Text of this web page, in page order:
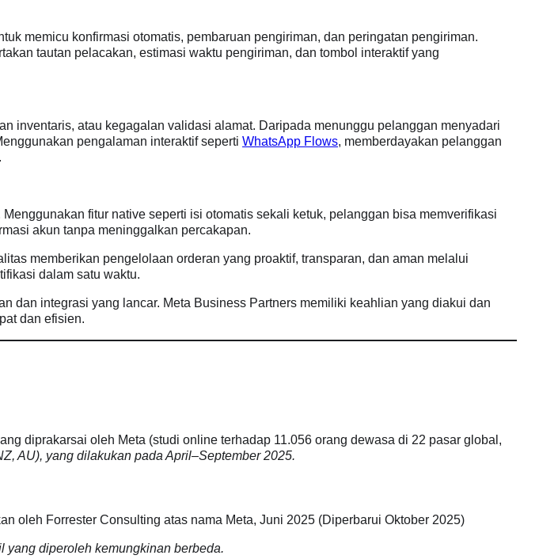
memicu konfirmasi otomatis, pembaruan pengiriman, dan peringatan pengiriman.
tautan pelacakan, estimasi waktu pengiriman, dan tombol interaktif yang
inventaris, atau kegagalan validasi alamat. Daripada menunggu pelanggan menyadari
pengalaman interaktif seperti WhatsApp Flows, memberdayakan pelanggan
fitur native seperti isi otomatis sekali ketuk, pelanggan bisa memverifikasi
akun tanpa meninggalkan percakapan.
memberikan pengelolaan orderan yang proaktif, transparan, dan aman melalui
dalam satu waktu.
dan integrasi yang lancar. Meta Business Partners memiliki keahlian yang diakui dan
dan efisien.
diprakarsai oleh Meta (studi online terhadap 11.056 orang dewasa di 22 pasar global,
AU), yang dilakukan pada April–September 2025.
oleh Forrester Consulting atas nama Meta, Juni 2025 (Diperbarui Oktober 2025)
yang diperoleh kemungkinan berbeda.